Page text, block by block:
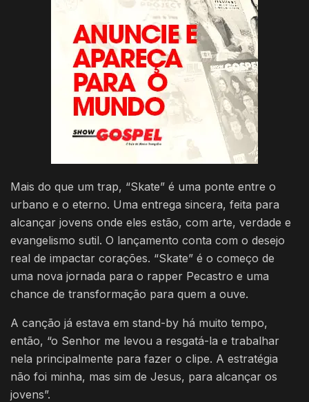
Mais do que um trap, “Skate” é uma ponte entre o
urbano e o eterno. Uma entrega sincera, feita para
alcançar jovens onde eles estão, com arte, verdade e
evangelismo sutil. O lançamento conta com o desejo
real de impactar corações. “Skate” é o começo de
uma nova jornada para o rapper Pecastro e uma
chance de transformação para quem a ouve.
A canção já estava em stand-by há muito tempo,
então, “o Senhor me levou a resgatá-la e trabalhar
nela principalmente para fazer o clipe. A estratégia
não foi minha, mas sim de Jesus, para alcançar os
jovens”.